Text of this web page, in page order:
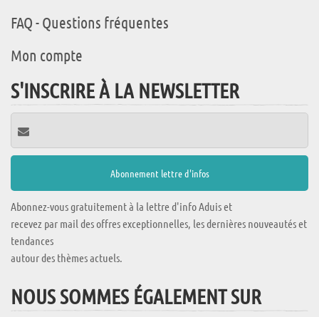
FAQ - Questions fréquentes
Mon compte
S'INSCRIRE À LA NEWSLETTER
Abonnez-vous gratuitement à la lettre d'info Aduis et
recevez par mail des offres exceptionnelles, les dernières nouveautés et
tendances
autour des thèmes actuels.
NOUS SOMMES ÉGALEMENT SUR